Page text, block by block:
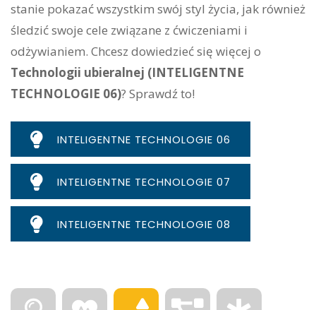
stanie pokazać wszystkim swój styl życia, jak również
śledzić swoje cele związane z ćwiczeniami i
odżywianiem. Chcesz dowiedzieć się więcej o
Technologii ubieralnej (INTELIGENTNE
TECHNOLOGIE 06)? Sprawdź to!
INTELIGENTNE TECHNOLOGIE 06
INTELIGENTNE TECHNOLOGIE 07
INTELIGENTNE TECHNOLOGIE 08